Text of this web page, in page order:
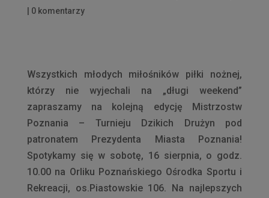
0 komentarzy
Wszystkich młodych miłośników piłki nożnej,
którzy nie wyjechali na „długi weekend”
zapraszamy na kolejną edycję Mistrzostw
Poznania – Turnieju Dzikich Drużyn pod
patronatem Prezydenta Miasta Poznania!
Spotykamy się w sobotę, 16 sierpnia, o godz.
10.00 na Orliku Poznańskiego Ośrodka Sportu i
Rekreacji, os.Piastowskie 106. Na najlepszych